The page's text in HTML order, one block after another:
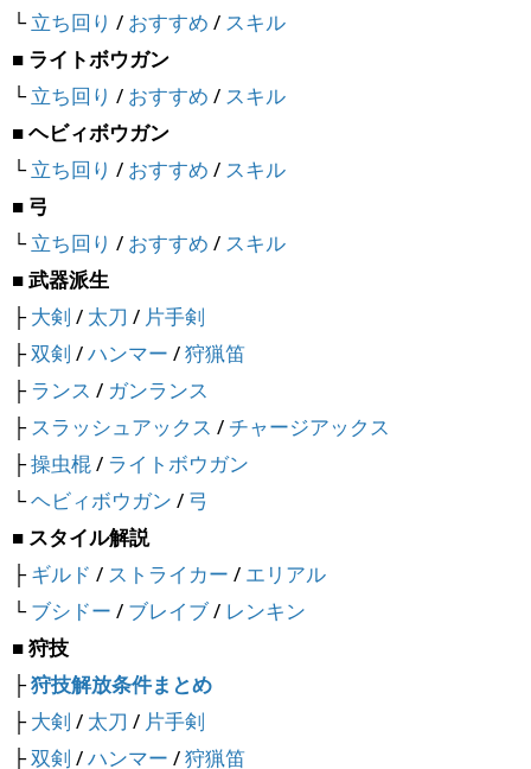
└立ち回り / おすすめ / スキル
■ ライトボウガン
└立ち回り / おすすめ / スキル
■ ヘビィボウガン
└立ち回り / おすすめ / スキル
■ 弓
└立ち回り / おすすめ / スキル
■ 武器派生
├大剣 / 太刀 / 片手剣
├双剣 /ハンマー /狩猟笛
├ランス / ガンランス
├スラッシュアックス / チャージアックス
├操虫棍/ ライトボウガン
└ヘビィボウガン / 弓
■ スタイル解説
├ギルド / ストライカー / エリアル
└ブシドー / ブレイブ/ レンキン
■ 狩技
├狩技解放条件まとめ
├大剣 / 太刀 / 片手剣
├双剣 /ハンマー /狩猟笛